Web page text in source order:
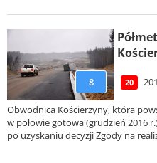
8 20
Obwodnica Kościerzyny, która
w połowie gotowa (grudzień 2016
po uzyskaniu decyzji Zgody na